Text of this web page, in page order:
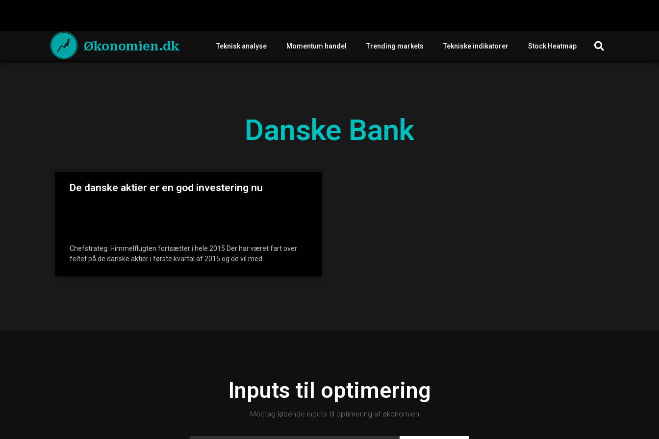
Økonomien.dk Teknisk analyse Momentum handel Trending markets Tekniske indikatorer Stock Heatmap
Danske Bank
De danske aktier er en god investering nu
Chefstrateg: Himmelflugten fortsætter i hele 2015 Der har været fart over
feltet på de danske aktier i første kvartal af 2015 og de vil med
Inputs til optimering
Modtag løbende inputs til optimering af økonomien